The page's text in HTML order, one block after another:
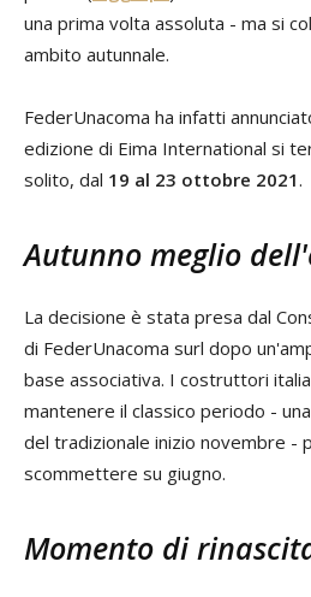
una prima volta assoluta - ma si
ambito autunnale.
FederUnacoma ha infatti
edizione di Eima International si
solito, dal 19 al 23 ottobre 2021.
Autunno meglio
La decisione è stata presa dal
di FederUnacoma surl dopo
base associativa. I costruttori
mantenere il classico periodo -
del tradizionale inizio novembre -
scommettere su giugno.
Momento di